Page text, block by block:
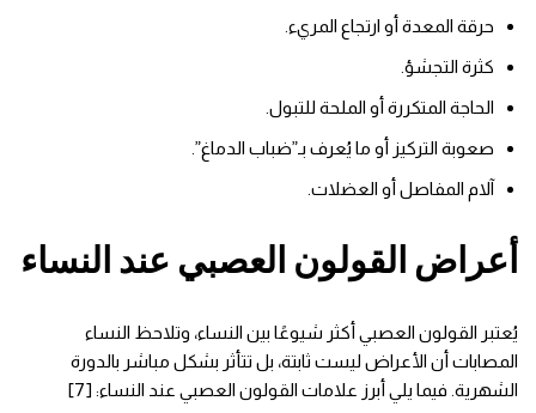
حرقة المعدة أو ارتجاع المريء.
كثرة التجشؤ.
الحاجة المتكررة أو الملحة للتبول.
صعوبة التركيز أو ما يُعرف بـ”ضباب الدماغ”.
آلام المفاصل أو العضلات.
أعراض القولون العصبي عند النساء
يُعتبر القولون العصبي أكثر شيوعًا بين النساء، وتلاحظ النساء
المصابات أن الأعراض ليست ثابتة، بل تتأثر بشكل مباشر بالدورة
الشهرية. فيما يلي أبرز علامات القولون العصبي عند النساء: [7]